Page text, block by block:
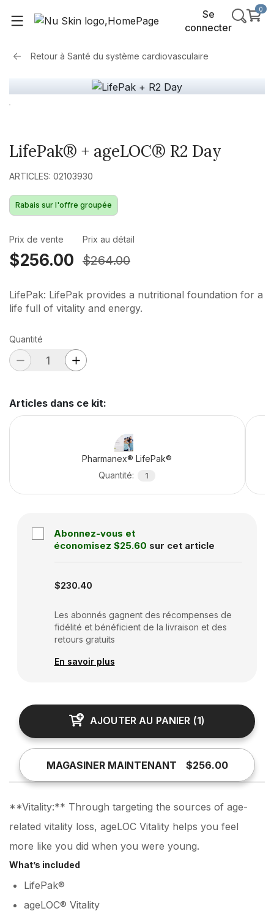
Se
connecter
0
Retour à Santé du système cardiovasculaire
LifePak® + ageLOC® R2 Day
ARTICLES: 02103930
Rabais sur l'offre groupée
Prix de vente
$256.00
Prix au détail
$264.00
LifePak: LifePak provides a nutritional foundation for a
life full of vitality and energy.
Quantité
Articles dans ce kit:
Pharmanex® LifePak®
Quantité: 1
Abonnez-vous et
économisez $25.60 sur cet article
$230.40
Les abonnés gagnent des récompenses de
fidélité et bénéficient de la livraison et des
retours gratuits
En savoir plus
AJOUTER AU PANIER (1)
MAGASINER MAINTENANT $256.00
**Vitality:** Through targeting the sources of age-
related vitality loss, ageLOC Vitality helps you feel
more like you did when you were young.
What’s included
LifePak®
ageLOC® Vitality